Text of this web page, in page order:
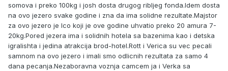
somova i preko 100kg i josh dosta drugog ribljeg fonda.Idem dosta
na ovo jezero svake godine i zna da ima solidne rezultate.Majstor
za ovo jezero je Ico koji je ove godine uhvatio preko 20 amura 7-
20kg.Pored jezera ima i solidnih hotela sa bazenima kao i detska
igralishta i jedina atrakcija brod-hotel.Rott i Verica su vec pecali
samnom na ovo jezero i imali smo odlicnih rezultata za samo 4
dana pecanja.Nezaboravna voznja camcem ja i Verka sa